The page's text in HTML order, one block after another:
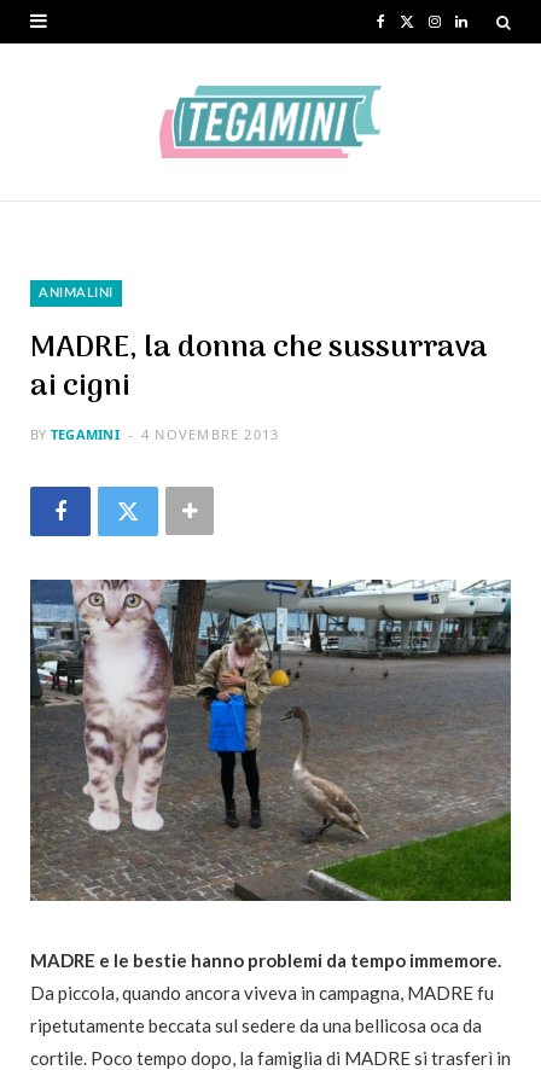
I L
ANIMALINI
MADRE, la donna che sussurrava
ai cigni
BY TEGAMINI 4 NOVEMBRE 2013
MADRE e le bestie hanno problemi da tempo immemore.
Da piccola, quando ancora viveva in campagna, MADRE fu
ripetutamente beccata sul sedere da una bellicosa oca da
cortile. Poco tempo dopo, la famiglia di MADRE si trasferì in